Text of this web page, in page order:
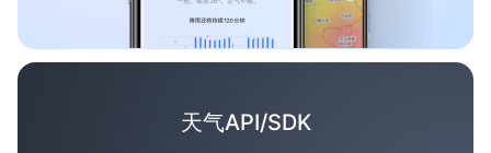
天气API/SDK